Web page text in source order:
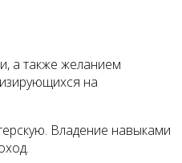
а также желанием
на
Владение навыками